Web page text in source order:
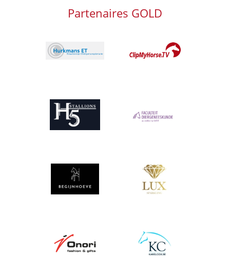
Partenaires GOLD
Afbeelding
Afbeelding Afbeelding
Afbeelding Afbeelding
Afbeelding Afbeelding